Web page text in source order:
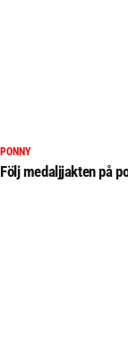
PONNY
Följ medaljjakten på